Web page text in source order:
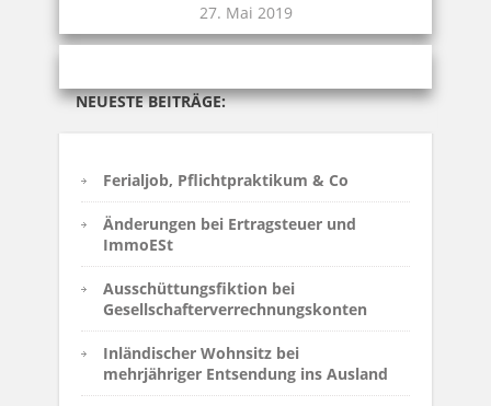
NEUESTE BEITRÄGE:
Ferialjob, Pflichtpraktikum & Co
Änderungen bei Ertragsteuer und
ImmoESt
Ausschüttungsfiktion bei
Gesellschafterverrechnungskonten
Inländischer Wohnsitz bei
mehrjähriger Entsendung ins Ausland
27. Mai 2019